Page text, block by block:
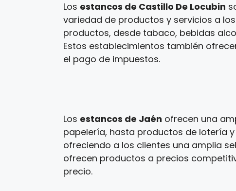
Los estancos de Castillo De Locubin
variedad de productos y servicios a
productos, desde tabaco, bebidas
Estos establecimientos también
el pago de impuestos.
Los estancos de Jaén ofrecen una
papelería, hasta productos de lotería
ofreciendo a los clientes una amplia
ofrecen productos a precios
precio.